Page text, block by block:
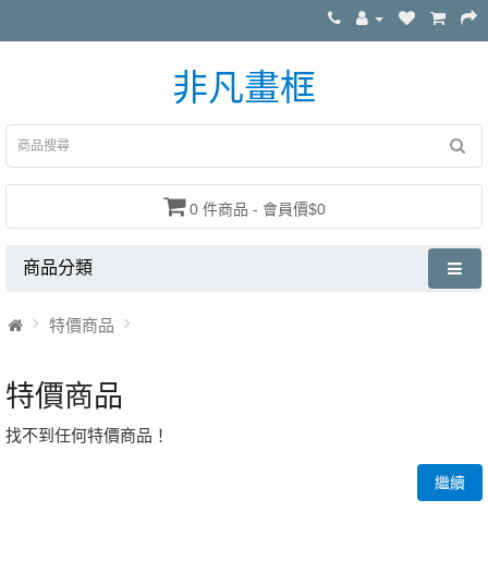
非凡畫框
0 件商品 - 會員價$0
商品分類
特價商品
特價商品
找不到任何特價商品！
繼續